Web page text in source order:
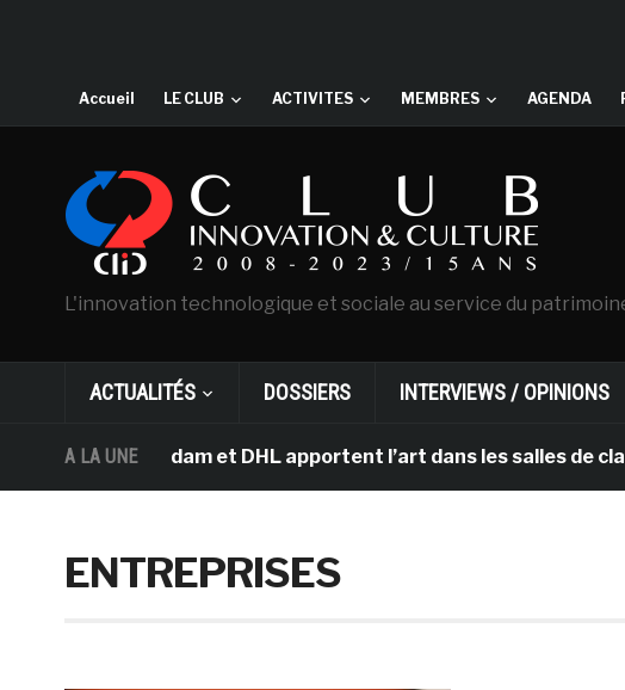
Accueil LE CLUB ACTIVITES MEMBRES AGENDA
L'innovation technologique et sociale au service du
ACTUALITÉS DOSSIERS INTERVIEWS / OPINIONS
A LA UNE
d’Amsterdam et DHL apportent l’art dans les salles de classe
ENTREPRISES